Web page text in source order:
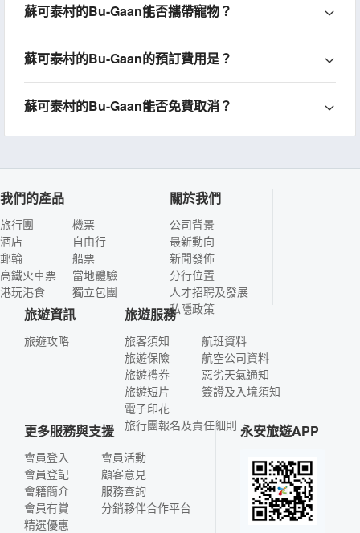
蘇可泰村的Bu-Gaan能否攜帶寵物？
蘇可泰村的Bu-Gaan的預訂費用是？
蘇可泰村的Bu-Gaan能否免費取消？
我們的產品
旅行團
酒店
郵輪
高鐵火車票
港玩港食
機票
自由行
船票
當地體驗
獨立包團
關於我們
公司背景
最新動向
新聞發佈
分行位置
人才招聘及發展
私隱政策
旅遊資訊
旅遊攻略
旅遊服務
旅客須知
旅遊保險
旅遊禮券
旅遊短片
電子印花
航班資料
航空公司資料
惡劣天氣通知
簽證及入境須知
旅行團報名及責任細則
更多服務與支援
會員登入
會員登記
會籍簡介
會員有賞
精選優惠
會員活動
顧客意見
服務查詢
分銷夥伴合作平台
永安旅遊APP